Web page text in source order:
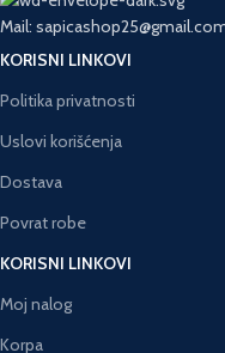
Mail:
KORISNI LINKOVI
Politika privatnosti
Uslovi korišćenja
Dostava
Povrat robe
KORISNI LINKOVI
Moj nalog
Korpa